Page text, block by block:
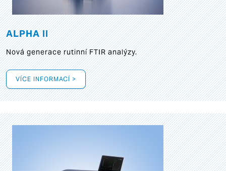
ALPHA II
Nová generace rutinní FTIR analýzy.
VÍCE INFORMACÍ >